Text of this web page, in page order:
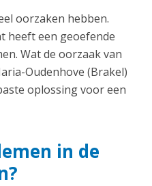
oorzaken hebben.
heeft een geoefende
Wat de oorzaak van
Oudenhove (Brakel)
oplossing voor een
in de